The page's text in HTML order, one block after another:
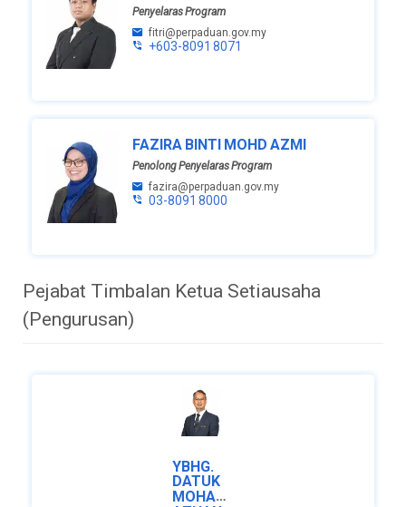
Penyelaras Program
fitri@perpaduan.gov.my
+603-8091 8071
FAZIRA BINTI MOHD AZMI
Penolong Penyelaras Program
fazira@perpaduan.gov.my
03-8091 8000
Pejabat Timbalan Ketua Setiausaha
(Pengurusan)
YBHG.
DATUK
MOHAMAD